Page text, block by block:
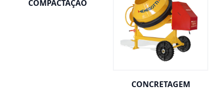
COMPACTAÇÃO
CONCRETAGEM